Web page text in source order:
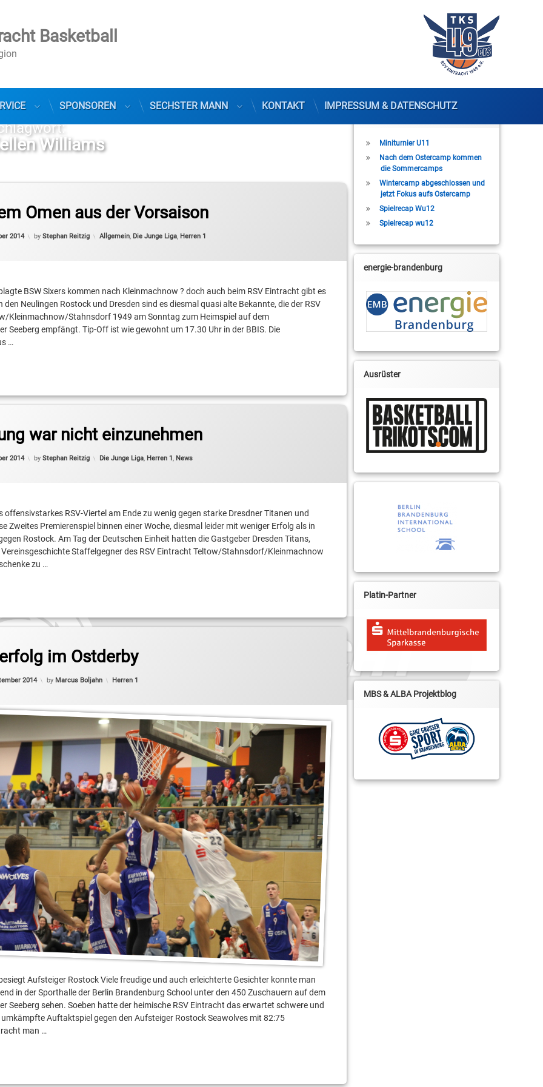
Basketball
SPONSOREN SECHSTER MANN KONTAKT IMPRESSUM & DATENSCHUTZ
Williams
Omen aus der Vorsaison
2014 by Stephan Reitzig Categories:
Allgemein, Die Junge Liga, Herren 1
BSW Sixers kommen nach Kleinmachnow ? doch auch beim RSV Eintracht gibt es
den Neulingen Rostock und Dresden sind es diesmal quasi alte Bekannte, die der RSV
Kleinmachnow/Stahnsdorf 1949 am Sonntag zum Heimspiel auf dem
Seeberg empfängt. Tip-Off ist wie gewohnt um 17.30 Uhr in der BBIS. Die
…
war nicht einzunehmen
2014
Updated on 4. Oktober 2014
by Stephan Reitzig Categories:
Die Junge Liga, Herren 1 , News
offensivstarkes RSV-Viertel am Ende zu wenig gegen starke Dresdner Titanen und
Zweites Premierenspiel binnen einer Woche, diesmal leider mit weniger Erfolg als in
Rostock. Am Tag der Deutschen Einheit hatten die Gastgeber Dresden Titans,
Staffelgegner des RSV Eintracht Teltow/Stahnsdorf/Kleinmachnow
zu …
im Ostderby
2014 by Marcus Boljahn Categories:
Herren 1
Aufsteiger Rostock Viele freudige und auch erleichterte Gesichter konnte man
in der Sporthalle der Berlin Brandenburg School unter den 450 Zuschauern auf dem
Seeberg sehen. Soeben hatte der heimische RSV Eintracht das erwartet schwere und
Auftaktspiel gegen den Aufsteiger Rostock Seawolves mit 82:75
man …
Miniturnier U11
Nach dem Ostercamp kommen
die Sommercamps
Wintercamp abgeschlossen und
jetzt Fokus aufs Ostercamp
Spielrecap Wu12
Spielrecap wu12
energie-brandenburg
Ausrüster
Platin-Partner
MBS & ALBA Projektblog